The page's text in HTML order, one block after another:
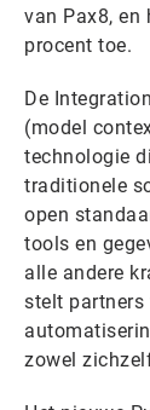
van Pax8, en
procent toe.
De
(model
technologie
traditionele
open
tools en
alle andere
stelt partners
zowel